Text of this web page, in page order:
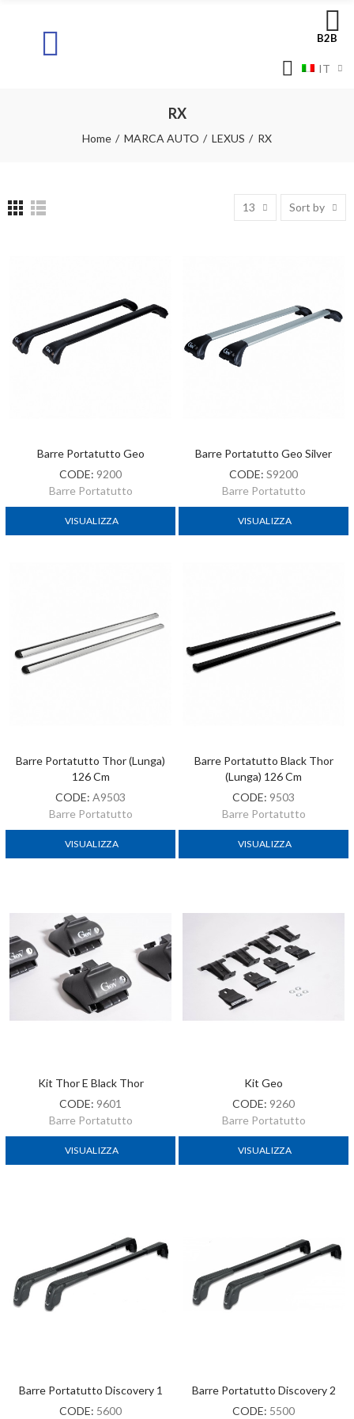
B2B
IT
RX
Home MARCA AUTO LEXUS RX
13 Sort by
Barre Portatutto Geo
CODE: 9200
Barre Portatutto
VISUALIZZA
Barre Portatutto Geo Silver
CODE: S9200
Barre Portatutto
VISUALIZZA
Barre Portatutto Thor (lunga)
126 Cm
CODE: A9503
Barre Portatutto
VISUALIZZA
Barre Portatutto Black Thor
(lunga) 126 Cm
CODE: 9503
Barre Portatutto
VISUALIZZA
Kit Thor E Black Thor
CODE: 9601
Barre Portatutto
VISUALIZZA
Kit Geo
CODE: 9260
Barre Portatutto
VISUALIZZA
Barre Portatutto Discovery 1
CODE: 5600
Barre Portatutto Discovery 2
CODE: 5500